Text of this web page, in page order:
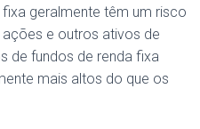
geralmente têm um risco
e outros ativos de
de fundos de renda fixa
mais altos do que os